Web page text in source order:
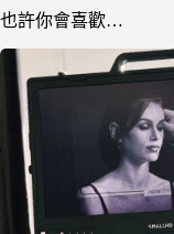
也許你會喜歡…